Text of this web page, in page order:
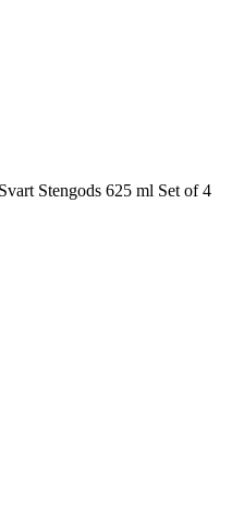
Stengods 625 ml Set of 4